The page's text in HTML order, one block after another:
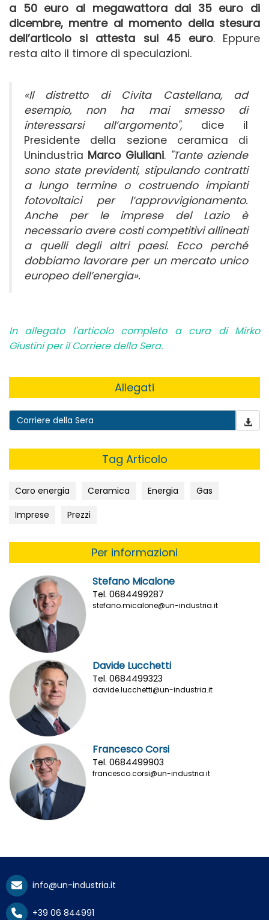
a 50 euro al megawattora dai 35 euro di
dicembre, mentre al momento della stesura
dell’articolo si attesta sui 45 euro. Eppure
resta alto il timore di speculazioni.
«Il distretto di Civita Castellana, ad
esempio, non ha mai smesso di
interessarsi all’argomento", dice il
Presidente della sezione ceramica di
Unindustria Marco Giuliani."Tante aziende
sono state previdenti, stipulando contratti
a lungo termine o costruendo impianti
fotovoltaici per l’approvvigionamento.
Anche per le imprese del Lazio è
necessario avere costi competitivi allineati
a quelli degli altri paesi. Ecco perché
dobbiamo lavorare per un mercato unico
europeo dell’energia».
In allegato l'articolo completo a cura di Mirko
Giustini per il Corriere della Sera.
Allegati
Corriere della Sera
Tag Articolo
Caro energia Ceramica Energia
Gas
Imprese
Prezzi
Per informazioni
Stefano Micalone
Tel. 0684499287
stefano.micalone@un-industria.it
Davide Lucchetti
Tel. 0684499323
davide.lucchetti@un-industria.it
Francesco Corsi
Tel. 0684499903
francesco.corsi@un-industria.it
info@un-industria.it
+39 06 844991